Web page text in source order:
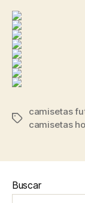
Etiquetas
camisetas
camisetas
Buscar